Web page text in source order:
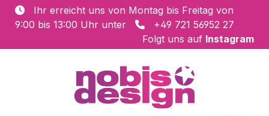
Zum Hauptinhalt springen
Ihr erreicht uns von Montag bis Freitag von
9:00 bis 13:00 Uhr unter
+49 721 56952 27
Folgt uns auf Instagram